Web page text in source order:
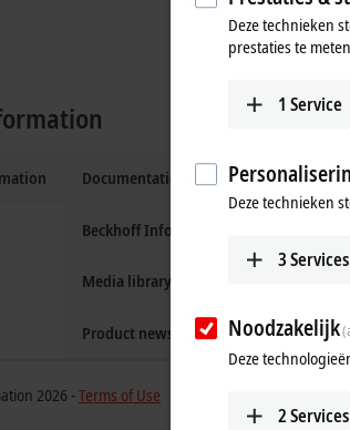
Documentation and downloads
Beckhoff Information System
Media library
Product news
2026 -Terms of Use
Deze technieken
prestaties te
1 Service
Deze technieken
3Services
Noodzakelijk
Deze
2Services